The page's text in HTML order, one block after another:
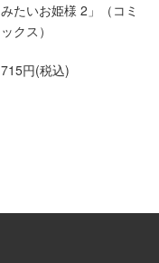
みたいお姫様 2」（コミ
ックス）
715円(税込)